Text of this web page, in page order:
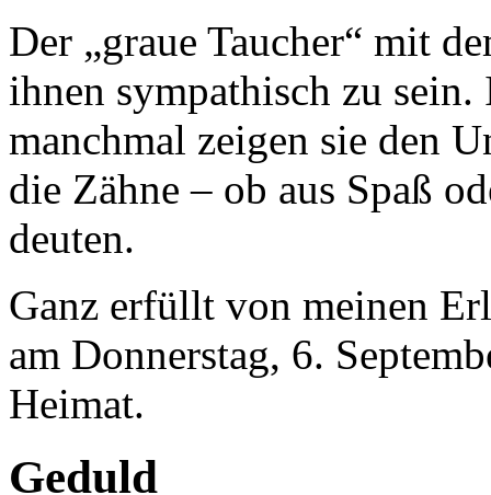
Der „graue Taucher“ mit
ihnen sympathisch zu
manchmal zeigen sie den
die Zähne – ob aus Spaß
deuten.
Ganz erfüllt von meinen
am Donnerstag, 6.
Heimat.
Geduld